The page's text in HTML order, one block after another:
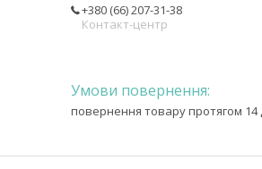
+380 (66) 207-31-38
Контакт-центр
повернення товару протягом 14